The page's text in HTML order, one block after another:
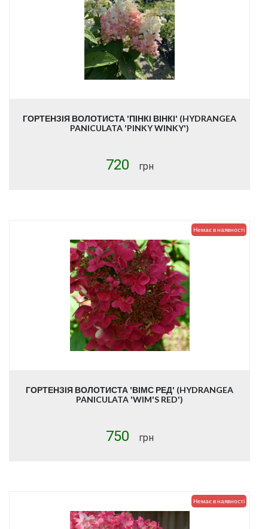
ГОРТЕНЗІЯ ВОЛОТИСТА 'ПІНКІ ВІНКІ' (HYDRANGEA
PANICULATA 'PINKY WINKY')
720 грн
Немає в наявності
ГОРТЕНЗІЯ ВОЛОТИСТА 'ВІМС РЕД' (HYDRANGEA
PANICULATA 'WIM'S RED')
750 грн
Немає в наявності